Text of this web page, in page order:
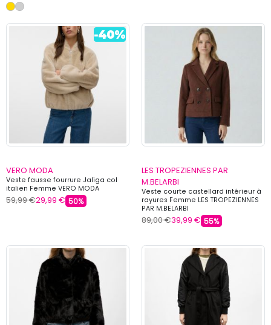
VERO MODA
Veste fausse fourrure Jaliga col
italien Femme VERO MODA
59,99 €29,99 € 50%
LES TROPEZIENNES PAR
M.BELARBI
Veste courte castellard intérieur à
rayures Femme LES TROPEZIENNES
PAR M.BELARBI
89,00 €39,99 € 55%